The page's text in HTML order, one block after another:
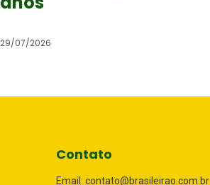
29/07/2026
Contato
Email: contato@brasileirao.com.br